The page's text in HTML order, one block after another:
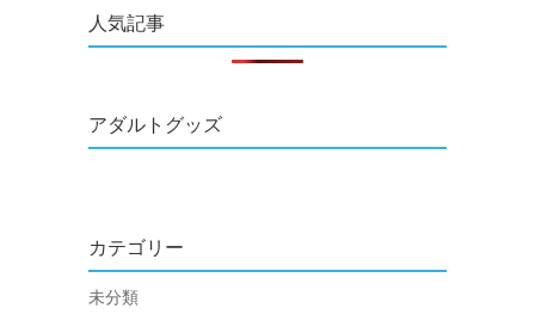
人気記事
アダルトグッズ
カテゴリー
未分類